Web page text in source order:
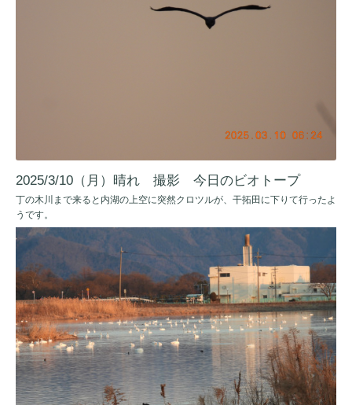
2025/3/10（月）晴れ 撮影 今日のビオトープ
丁の木川まで来ると内湖の上空に突然クロツルが、干拓田に下りて行ったよ
うです。